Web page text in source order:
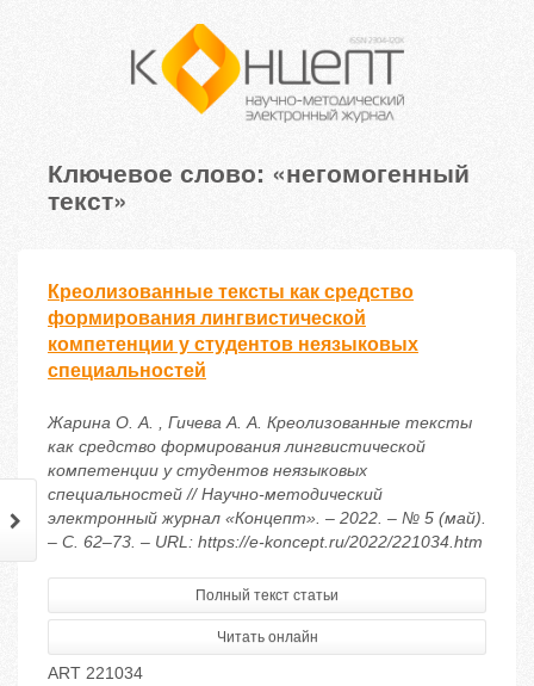
Ключевое слово: «негомогенный
текст»
Креолизованные тексты как средство
формирования лингвистической
компетенции у студентов неязыковых
специальностей
Жарина О. А. , Гичева А. А. Креолизованные тексты
как средство формирования лингвистической
компетенции у студентов неязыковых
специальностей // Научно-методический
электронный журнал «Концепт». – 2022. – № 5 (май).
– С. 62–73. – URL: https://e-koncept.ru/2022/221034.htm
Полный текст статьи
Читать онлайн
ART 221034